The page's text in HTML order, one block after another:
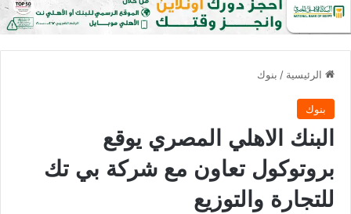
الرئيسية / بنوك
بنوك
البنك الاهلي المصري يوقع
بروتوكول تعاون مع شركة بي تك
للتجارة والتوزيع